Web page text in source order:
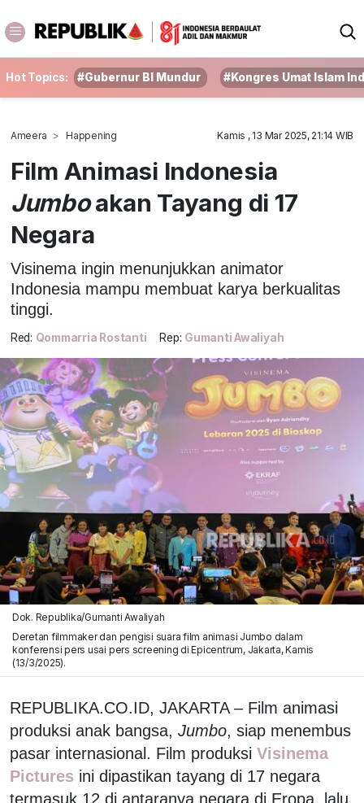
Hot Topics: #Gubernur BI Mundur #Kongres Umat Islam
Ameera Happening Kamis , 13 Mar 2025, 21:14 WIB
Film Animasi Indonesia
Jumboakan Tayang di 17
Negara
Visinema ingin menunjukkan animator
Indonesia mampu membuat karya berkualitas
tinggi.
Red: Qommarria Rostanti Rep: Gumanti Awaliyah
Dok. Republika/Gumanti Awaliyah
Deretan filmmaker dan pengisi suara film animasi Jumbo dalam
konferensi pers usai pers screening di Epicentrum, Jakarta, Kamis
(13/3/2025).
REPUBLIKA.CO.ID, JAKARTA – Film animasi
produksi anak bangsa, Jumbo, siap menembus
pasar internasional. Film produksi Visinema
Pictures ini dipastikan tayang di 17 negara
termasuk 12 di antaranya negara di Eropa, lalu